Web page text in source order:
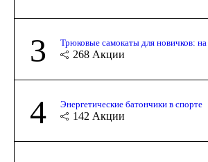
3 Трюковые самокаты для новичков:
268 Акции
4 Энергетические батончики в спорте
142 Акции